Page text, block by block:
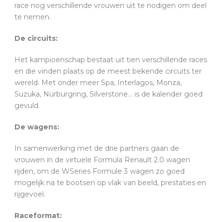
race nog verschillende vrouwen uit te nodigen om deel
te nemen.
De circuits:
Het kampioenschap bestaat uit tien verschillende races
en die vinden plaats op de meest bekende circuits ter
wereld. Met onder meer Spa, Interlagos, Monza,
Suzuka, Nürburgring, Silverstone… is de kalender goed
gevuld.
De wagens:
In samenwerking met de drie partners gaan de
vrouwen in de virtuele Formula Renault 2.0 wagen
rijden, om de WSeries Formule 3 wagen zo goed
mogelijk na te bootsen op vlak van beeld, prestaties en
rijgevoel.
Raceformat: